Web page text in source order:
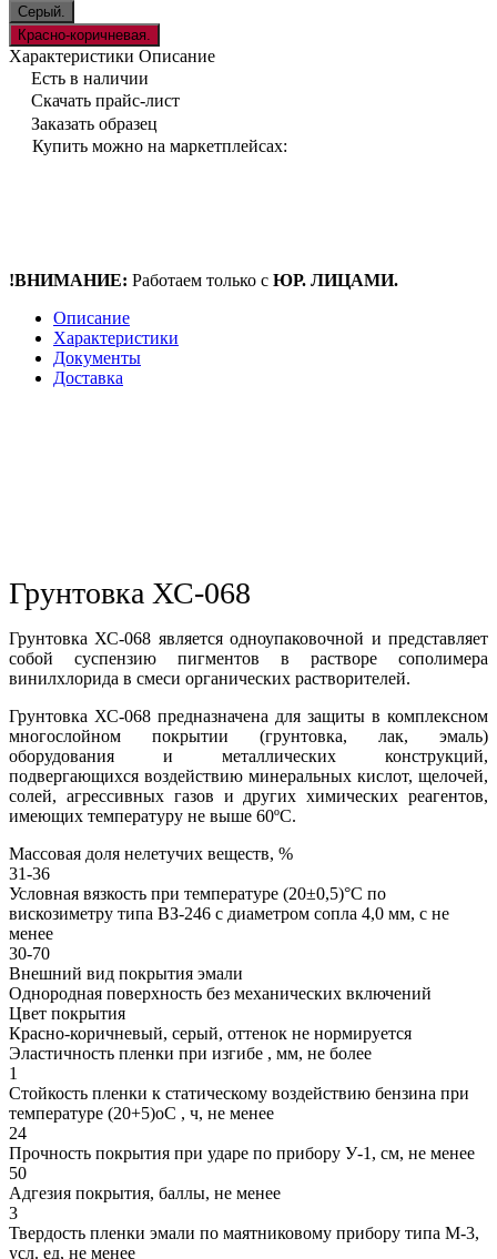
Серый.
Красно-коричневая.
Характеристики Описание
Есть в наличии
Скачать прайс-лист
Заказать образец
Купить можно на маркетплейсах:
!ВНИМАНИЕ: Работаем только с ЮР. ЛИЦАМИ.
Описание
Характеристики
Документы
Доставка
Грунтовка ХС-068
Грунтовка ХС-068 является одноупаковочной и представляет
собой суспензию пигментов в растворе сополимера
винилхлорида в смеси органических растворителей.
Грунтовка ХС-068 предназначена для защиты в комплексном
многослойном покрытии (грунтовка, лак, эмаль)
оборудования и металлических конструкций,
подвергающихся воздействию минеральных кислот, щелочей,
солей, агрессивных газов и других химических реагентов,
имеющих температуру не выше 60ºС.
Массовая доля нелетучих веществ, %
31-36
Условная вязкость при температуре (20±0,5)°С по
вискозиметру типа ВЗ-246 с диаметром сопла 4,0 мм, с не
менее
30-70
Внешний вид покрытия эмали
Однородная поверхность без механических включений
Цвет покрытия
Красно-коричневый, серый, оттенок не нормируется
Эластичность пленки при изгибе , мм, не более
1
Стойкость пленки к статическому воздействию бензина при
температуре (20+5)оС , ч, не менее
24
Прочность покрытия при ударе по прибору У-1, см, не менее
50
Адгезия покрытия, баллы, не менее
3
Твердость пленки эмали по маятниковому прибору типа М-3,
усл. ед, не менее